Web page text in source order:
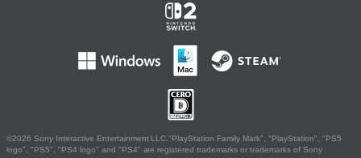
©2026 Sony Interactive Entertainment LLC."PlayStation Family Mark", "PlayStation", "PS5
logo", "PS5", "PS4 logo" and "PS4" are registered trademarks or trademarks of Sony